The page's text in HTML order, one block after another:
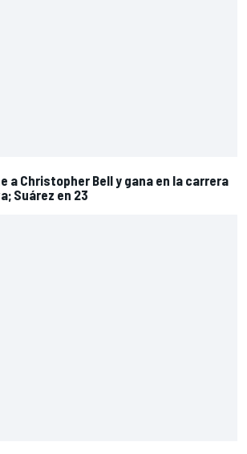
a Christopher Bell y gana en la carrera
Suárez en 23